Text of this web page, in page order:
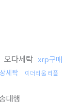
오다세탁 xrp구매
세탁 이더리움 리플
대행